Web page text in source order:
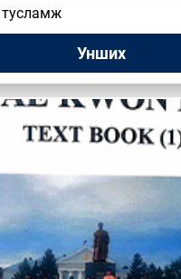
тусламж
Унших